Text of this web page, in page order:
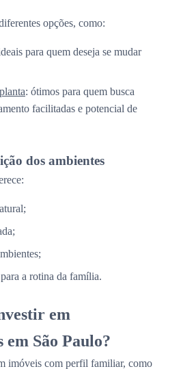
opções, como:
para quem deseja se mudar
: ótimos para quem busca
facilitadas e potencial de
dos ambientes
a rotina da família.
em
São Paulo?
imóveis com perfil familiar, como